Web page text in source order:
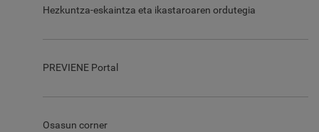
Hezkuntza-eskaintza eta ikastaroaren ordutegia
PREVIENE Portal
Osasun corner